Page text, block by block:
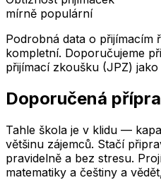
mírně populární
Podrobná data o přijímacím
kompletní. Doporučujeme
přijímací zkoušku (JPZ)
Doporučená
Tahle škola je v klidu —
většinu zájemců. Stačí
pravidelně a bez stresu.
matematiky a češtiny a